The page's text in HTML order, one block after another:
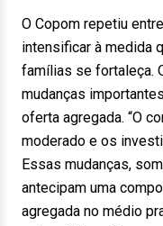
O Copom repetiu
intensificar à medida
famílias se fortaleça.
mudanças
oferta agregada. “O
moderado e os
Essas mudanças,
antecipam uma
agregada no médio